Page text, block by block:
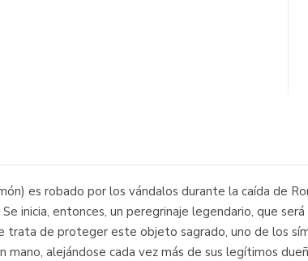
es robado por los vándalos durante la caída de
inicia, entonces, un peregrinaje legendario, que
trata de proteger este objeto sagrado, uno de los
alejándose cada vez más de sus legítimos